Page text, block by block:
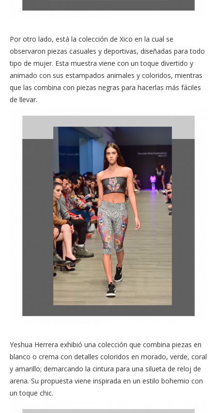
Por otro lado, está la colección de Xico en la cual se
observaron piezas casuales y deportivas, diseñadas para todo
tipo de mujer. Esta muestra viene con un toque divertido y
animado con sus estampados animales y coloridos, mientras
que las combina con piezas negras para hacerlas más fáciles
de llevar.
Yeshua Herrera exhibió una colección que combina piezas en
blanco o crema con detalles coloridos en morado, verde, coral
y amarillo; demarcando la cintura para una silueta de reloj de
arena. Su propuesta viene inspirada en un estilo bohemio con
un toque chic.